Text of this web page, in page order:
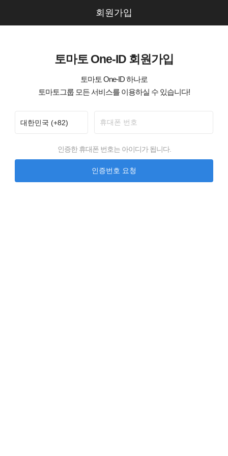
회원가입
토마토 One-ID 회원가입
토마토 One-ID 하나로
토마토그룹 모든 서비스를 이용하실 수 있습니다!
인증한 휴대폰 번호는 아이디가 됩니다.